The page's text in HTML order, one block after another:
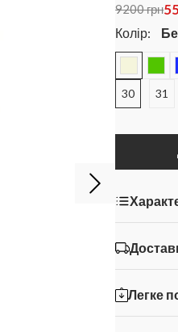
9200 грн
Колір:
30 31
Легке